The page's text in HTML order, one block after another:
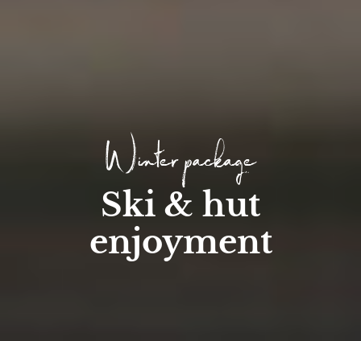
Winter package
Ski & hut
enjoyment